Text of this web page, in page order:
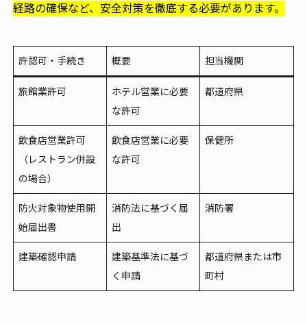
経路の確保など、安全対策を徹底する必要があります。
許認可・手続き 概要 担当機関
旅館業許可
ホテル営業に必要
な許可
都道府県
飲食店営業許可
（レストラン併設
の場合）
飲食店営業に必要
な許可
保健所
防火対象物使用開
始届出書
消防法に基づく届
出
消防署
建築確認申請
建築基準法に基づ
く申請
都道府県または市
町村